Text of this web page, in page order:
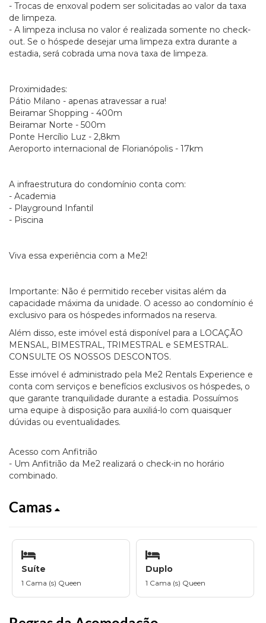
- Trocas de enxoval podem ser solicitadas ao valor da taxa
de limpeza.
- A limpeza inclusa no valor é realizada somente no check-
out. Se o hóspede desejar uma limpeza extra durante a
estadia, será cobrada uma nova taxa de limpeza.
Proximidades:
Pátio Milano - apenas atravessar a rua!
Beiramar Shopping - 400m
Beiramar Norte - 500m
Ponte Hercílio Luz - 2,8km
Aeroporto internacional de Florianópolis - 17km
A infraestrutura do condomínio conta com:
- Academia
- Playground Infantil
- Piscina
Viva essa experiência com a Me2!
Importante: Não é permitido receber visitas além da
capacidade máxima da unidade. O acesso ao condomínio é
exclusivo para os hóspedes informados na reserva.
Além disso, este imóvel está disponível para a LOCAÇÃO
MENSAL, BIMESTRAL, TRIMESTRAL e SEMESTRAL.
CONSULTE OS NOSSOS DESCONTOS.
Esse imóvel é administrado pela Me2 Rentals Experience e
conta com serviços e benefícios exclusivos os hóspedes, o
que garante tranquilidade durante a estadia. Possuímos
uma equipe à disposição para auxiliá-lo com quaisquer
dúvidas ou eventualidades.
Acesso com Anfitrião
- Um Anfitrião da Me2 realizará o check-in no horário
combinado.
Camas
Suíte
1 Cama (s) Queen
Duplo
1 Cama (s) Queen